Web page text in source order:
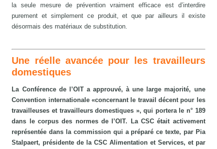
la seule mesure de prévention vraiment efficace est d’interdire
purement et simplement ce produit, et que par ailleurs il existe
désormais des matériaux de substitution.
Une réelle avancée pour les travailleurs
domestiques
La Conférence de l’OIT a approuvé, à une large majorité, une
Convention internationale «concernant le travail décent pour les
travailleuses et travailleurs domestiques », qui portera le n° 189
dans le corpus des normes de l’OIT. La CSC était activement
représentée dans la commission qui a préparé ce texte, par Pia
Stalpaert, présidente de la CSC Alimentation et Services, et par